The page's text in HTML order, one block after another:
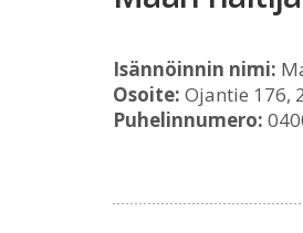
Isännöinnin nimi:
Osoite: Ojantie 176,
Puhelinnumero: